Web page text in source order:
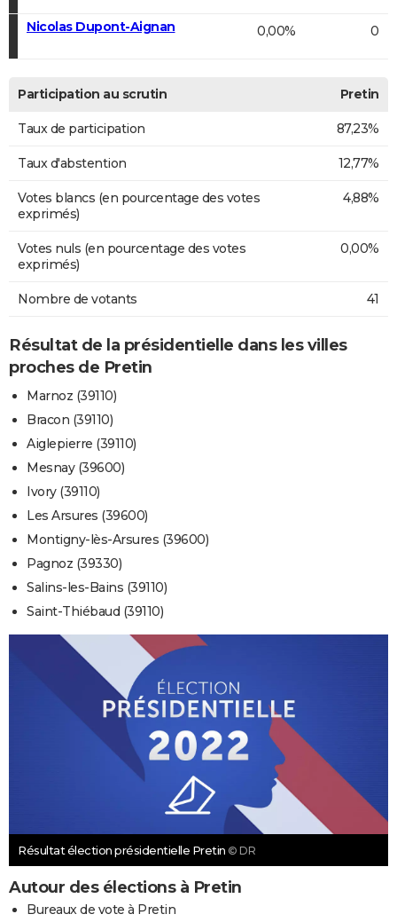
Nicolas Dupont-Aignan 0,00% 0
Participation au scrutin Pretin
Taux de participation 87,23%
Taux d'abstention 12,77%
Votes blancs (en pourcentage des votes
exprimés)
4,88%
Votes nuls (en pourcentage des votes
exprimés)
0,00%
Nombre de votants 41
Résultat de la présidentielle dans les villes
proches de Pretin
Marnoz (39110)
Bracon (39110)
Aiglepierre (39110)
Mesnay (39600)
Ivory (39110)
Les Arsures (39600)
Montigny-lès-Arsures (39600)
Pagnoz (39330)
Salins-les-Bains (39110)
Saint-Thiébaud (39110)
Résultat élection présidentielle Pretin © DR
Autour des élections à Pretin
Bureaux de vote à Pretin